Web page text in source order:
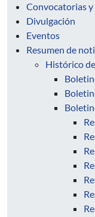
Convocatorias y
Divulgación
Eventos
Resumen de
Histórico